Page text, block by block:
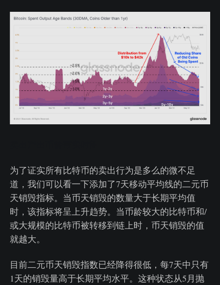
为了证实所有比特币的卖出行为是多么的微不足
道，我们可以看一下添加了7天移动平均线的二元币
天销毁指标。当币天销毁的数量大于长期平均值
时，该指标将呈上升趋势。当币龄较大的比特币和/
或大规模的比特币被转移到链上时，币天销毁的值
就越大。
目前二元币天销毁指数已经降得很低，每7天中只有
1天的销毁量高于长期平均水平。这种状态从5月抛